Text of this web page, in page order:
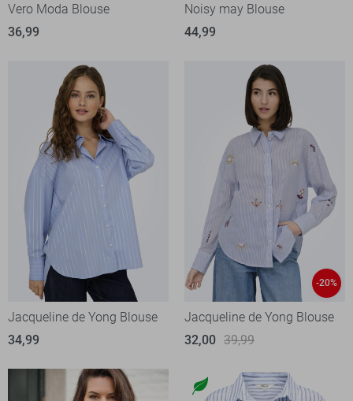
Vero Moda Blouse
36,99
Noisy may Blouse
44,99
Jacqueline de Yong Blouse
34,99
-20%
Jacqueline de Yong Blouse
32,00 39,99